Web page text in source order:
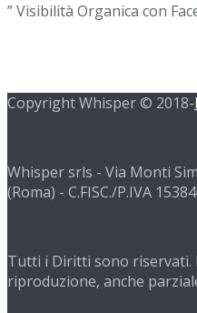
” Visibilità Organica con
Copyright Whisper © 2018-
Whisper srls - Via Monti
(Roma) - C.FISC./P.IVA
Tutti i Diritti sono riservati.
riproduzione, anche